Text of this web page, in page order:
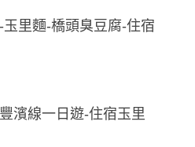
里麵-橋頭臭豆腐-住宿
濱線一日遊-住宿玉里